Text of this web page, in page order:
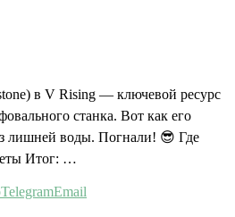
в V Rising — ключевой ресурс
станка. Вот как его
лишней воды. Погнали! 😎 Где
Итог: …
TelegramEmail